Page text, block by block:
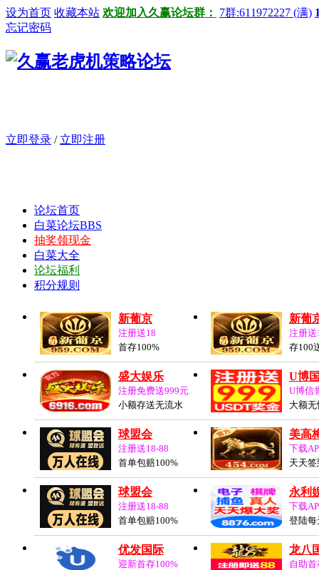
设为首页 收藏本站 欢迎加入久赢论坛群： 7群:611972227 (满)
忘记密码
立即登录 / 立即注册
论坛首页
白菜论坛BBS
抽奖领现金
白菜大全
论坛福利
积分规则
新葡京
注册送18
首存100%
新葡
注册送
存100
盛大娱乐
注册免费送999元
小额存送无流水
U博
U博信
大额无
球盟会
注册送18-88
首单包赔100%
美高
下载
天天
球盟会
注册送18-88
首单包赔100%
永利
下载
登陆每
优发国际
迎新首存100%
龙八
自助